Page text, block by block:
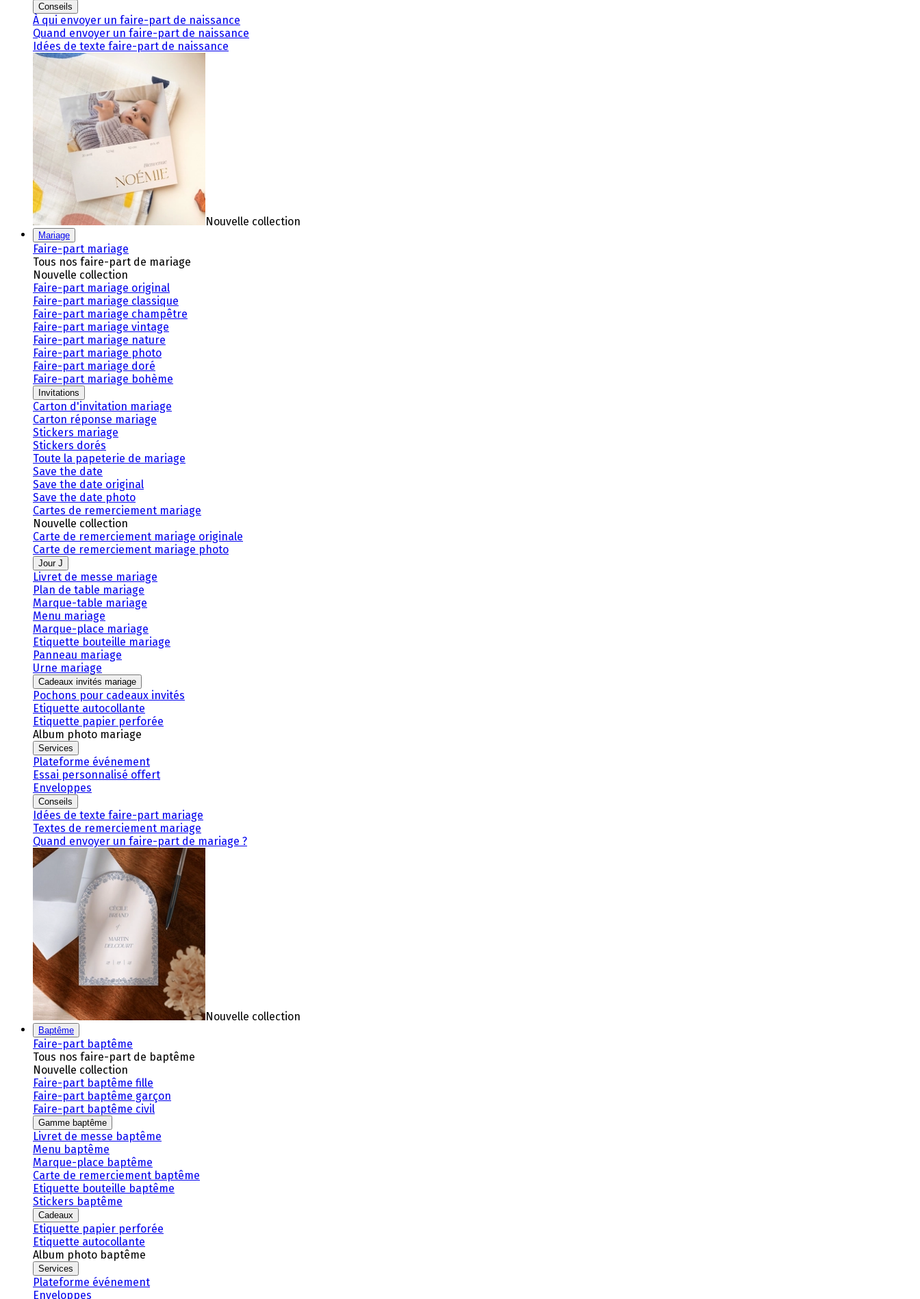
Conseils
À qui envoyer un faire-part de naissance
Quand envoyer un faire-part de naissance
Idées de texte faire-part de naissance
Nouvelle collection
Mariage
Faire-part mariage
Tous nos faire-part de mariage
Nouvelle collection
Faire-part mariage original
Faire-part mariage classique
Faire-part mariage champêtre
Faire-part mariage vintage
Faire-part mariage nature
Faire-part mariage photo
Faire-part mariage doré
Faire-part mariage bohème
Invitations
Carton d'invitation mariage
Carton réponse mariage
Stickers mariage
Stickers dorés
Toute la papeterie de mariage
Save the date
Save the date original
Save the date photo
Cartes de remerciement mariage
Nouvelle collection
Carte de remerciement mariage originale
Carte de remerciement mariage photo
Jour J
Livret de messe mariage
Plan de table mariage
Marque-table mariage
Menu mariage
Marque-place mariage
Etiquette bouteille mariage
Panneau mariage
Urne mariage
Cadeaux invités mariage
Pochons pour cadeaux invités
Etiquette autocollante
Etiquette papier perforée
Album photo mariage
Services
Plateforme événement
Essai personnalisé offert
Enveloppes
Conseils
Idées de texte faire-part mariage
Textes de remerciement mariage
Quand envoyer un faire-part de mariage ?
Nouvelle collection
Baptême
Faire-part baptême
Tous nos faire-part de baptême
Nouvelle collection
Faire-part baptême fille
Faire-part baptême garçon
Faire-part baptême civil
Gamme baptême
Livret de messe baptême
Menu baptême
Marque-place baptême
Carte de remerciement baptême
Etiquette bouteille baptême
Stickers baptême
Cadeaux
Etiquette papier perforée
Etiquette autocollante
Album photo baptême
Services
Plateforme événement
Enveloppes